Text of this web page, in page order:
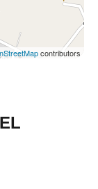
contributors